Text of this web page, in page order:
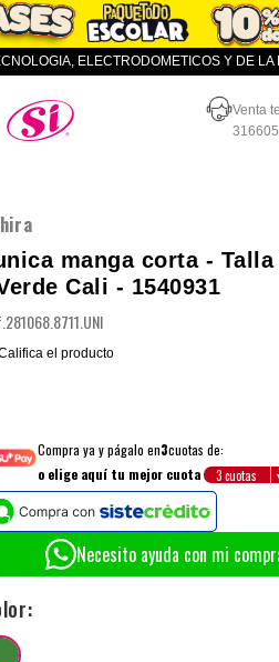
ELECTRODOMETICOS Y DE
Almacenes SI
Venta
manga corta - Talla
Cali - 1540931
281068.8711.UNI
el producto
Compra ya y págalo en3cuotas de:
o elige aquí tu mejor cuota
Necesito ayuda con mi